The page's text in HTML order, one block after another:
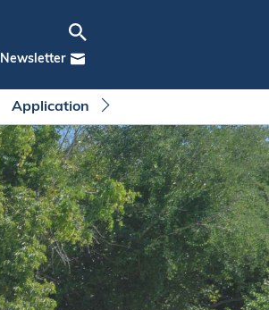
Newsletter
Application Bloc Marine